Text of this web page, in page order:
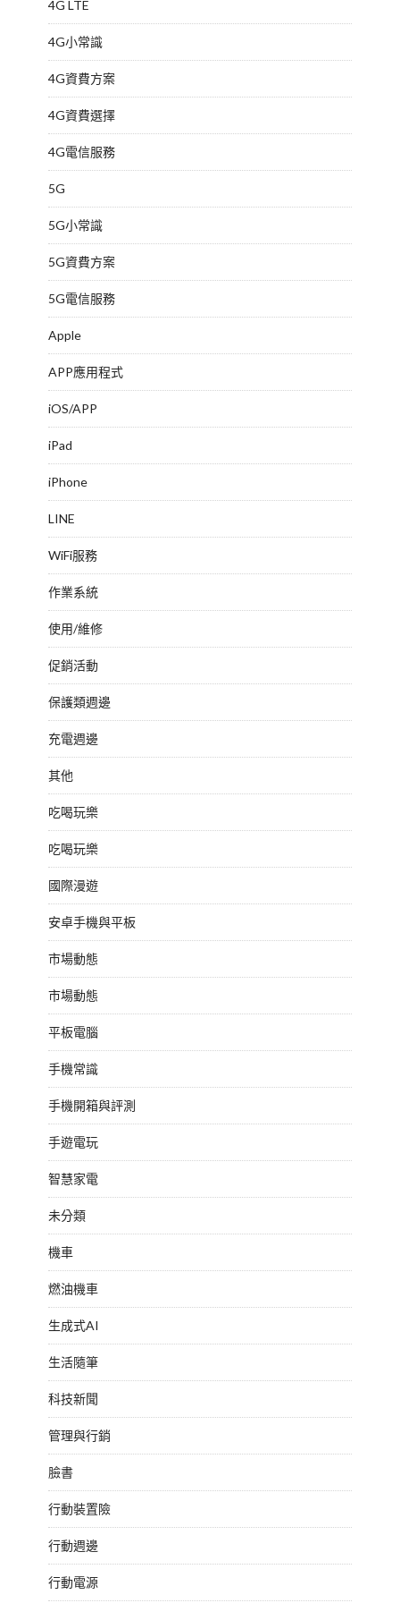
4G LTE
4G小常識
4G資費方案
4G資費選擇
4G電信服務
5G
5G小常識
5G資費方案
5G電信服務
Apple
APP應用程式
iOS/APP
iPad
iPhone
LINE
WiFi服務
作業系統
使用/維修
促銷活動
保護類週邊
充電週邊
其他
吃喝玩樂
吃喝玩樂
國際漫遊
安卓手機與平板
市場動態
市場動態
平板電腦
手機常識
手機開箱與評測
手遊電玩
智慧家電
未分類
機車
燃油機車
生成式AI
生活隨筆
科技新聞
管理與行銷
臉書
行動裝置險
行動週邊
行動電源